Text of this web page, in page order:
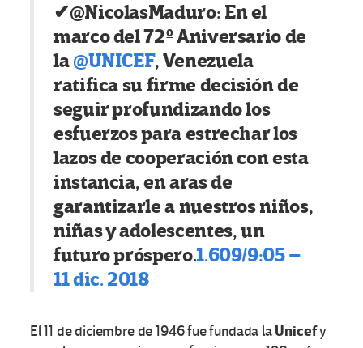
✔@NicolasMaduro: En el
marco del 72º Aniversario de
la@UNICEF, Venezuela
ratifica su firme decisión de
seguir profundizando los
esfuerzos para estrechar los
lazos de cooperación con esta
instancia, en aras de
garantizarle a nuestros niños,
niñas y adolescentes, un
futuro próspero.1.609/9:05 –
11 dic. 2018
El 11 de diciembre de 1946 fue fundada laUnicefy